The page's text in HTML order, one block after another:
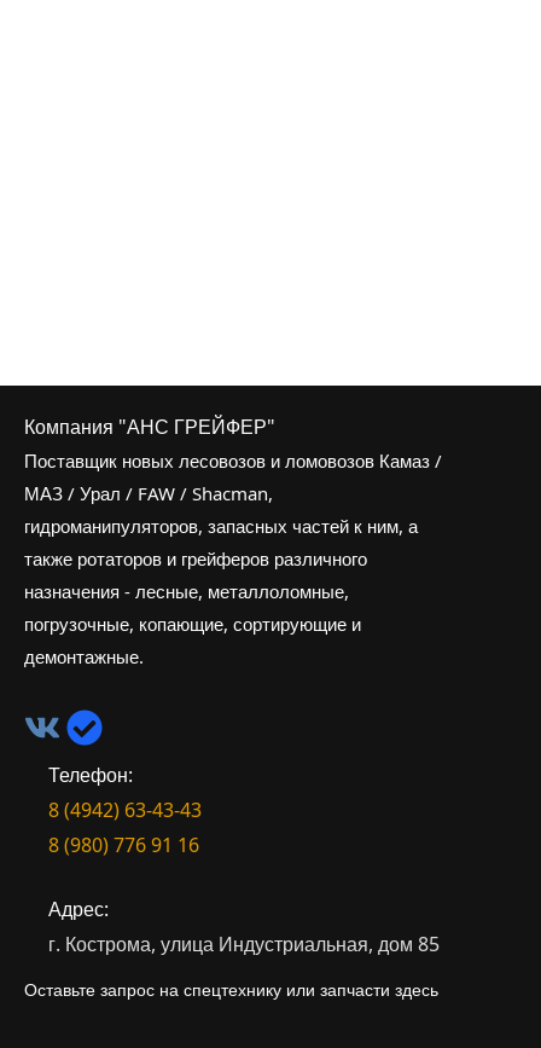
Компания "АНС ГРЕЙФЕР"
Поставщик новых лесовозов и ломовозов Камаз /
МАЗ / Урал / FAW / Shacman,
гидроманипуляторов, запасных частей к ним, а
также ротаторов и грейферов различного
назначения - лесные, металлоломные,
погрузочные, копающие, сортирующие и
демонтажные.
Телефон:
8 (4942) 63-43-43
8 (980) 776 91 16
Адрес:
г. Кострома, улица Индустриальная, дом 85
Оставьте запрос на спецтехнику или запчасти здесь